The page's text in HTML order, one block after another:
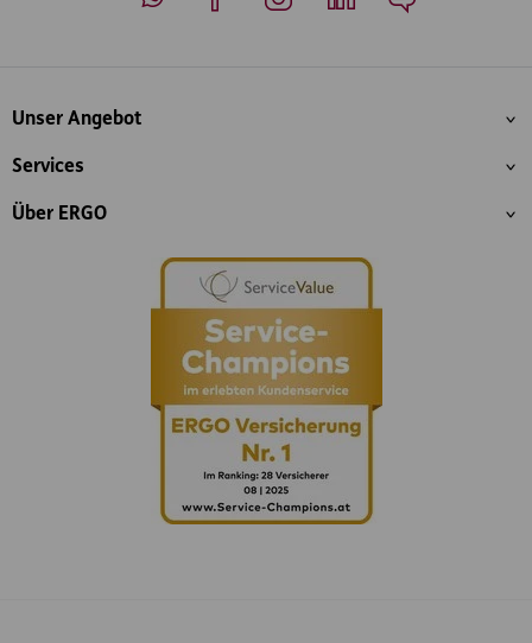
Inhaltsübersicht
Unser Angebot
Services
Über ERGO